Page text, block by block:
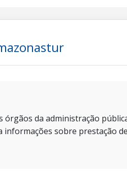
órgãos da administração
sobre prestação de